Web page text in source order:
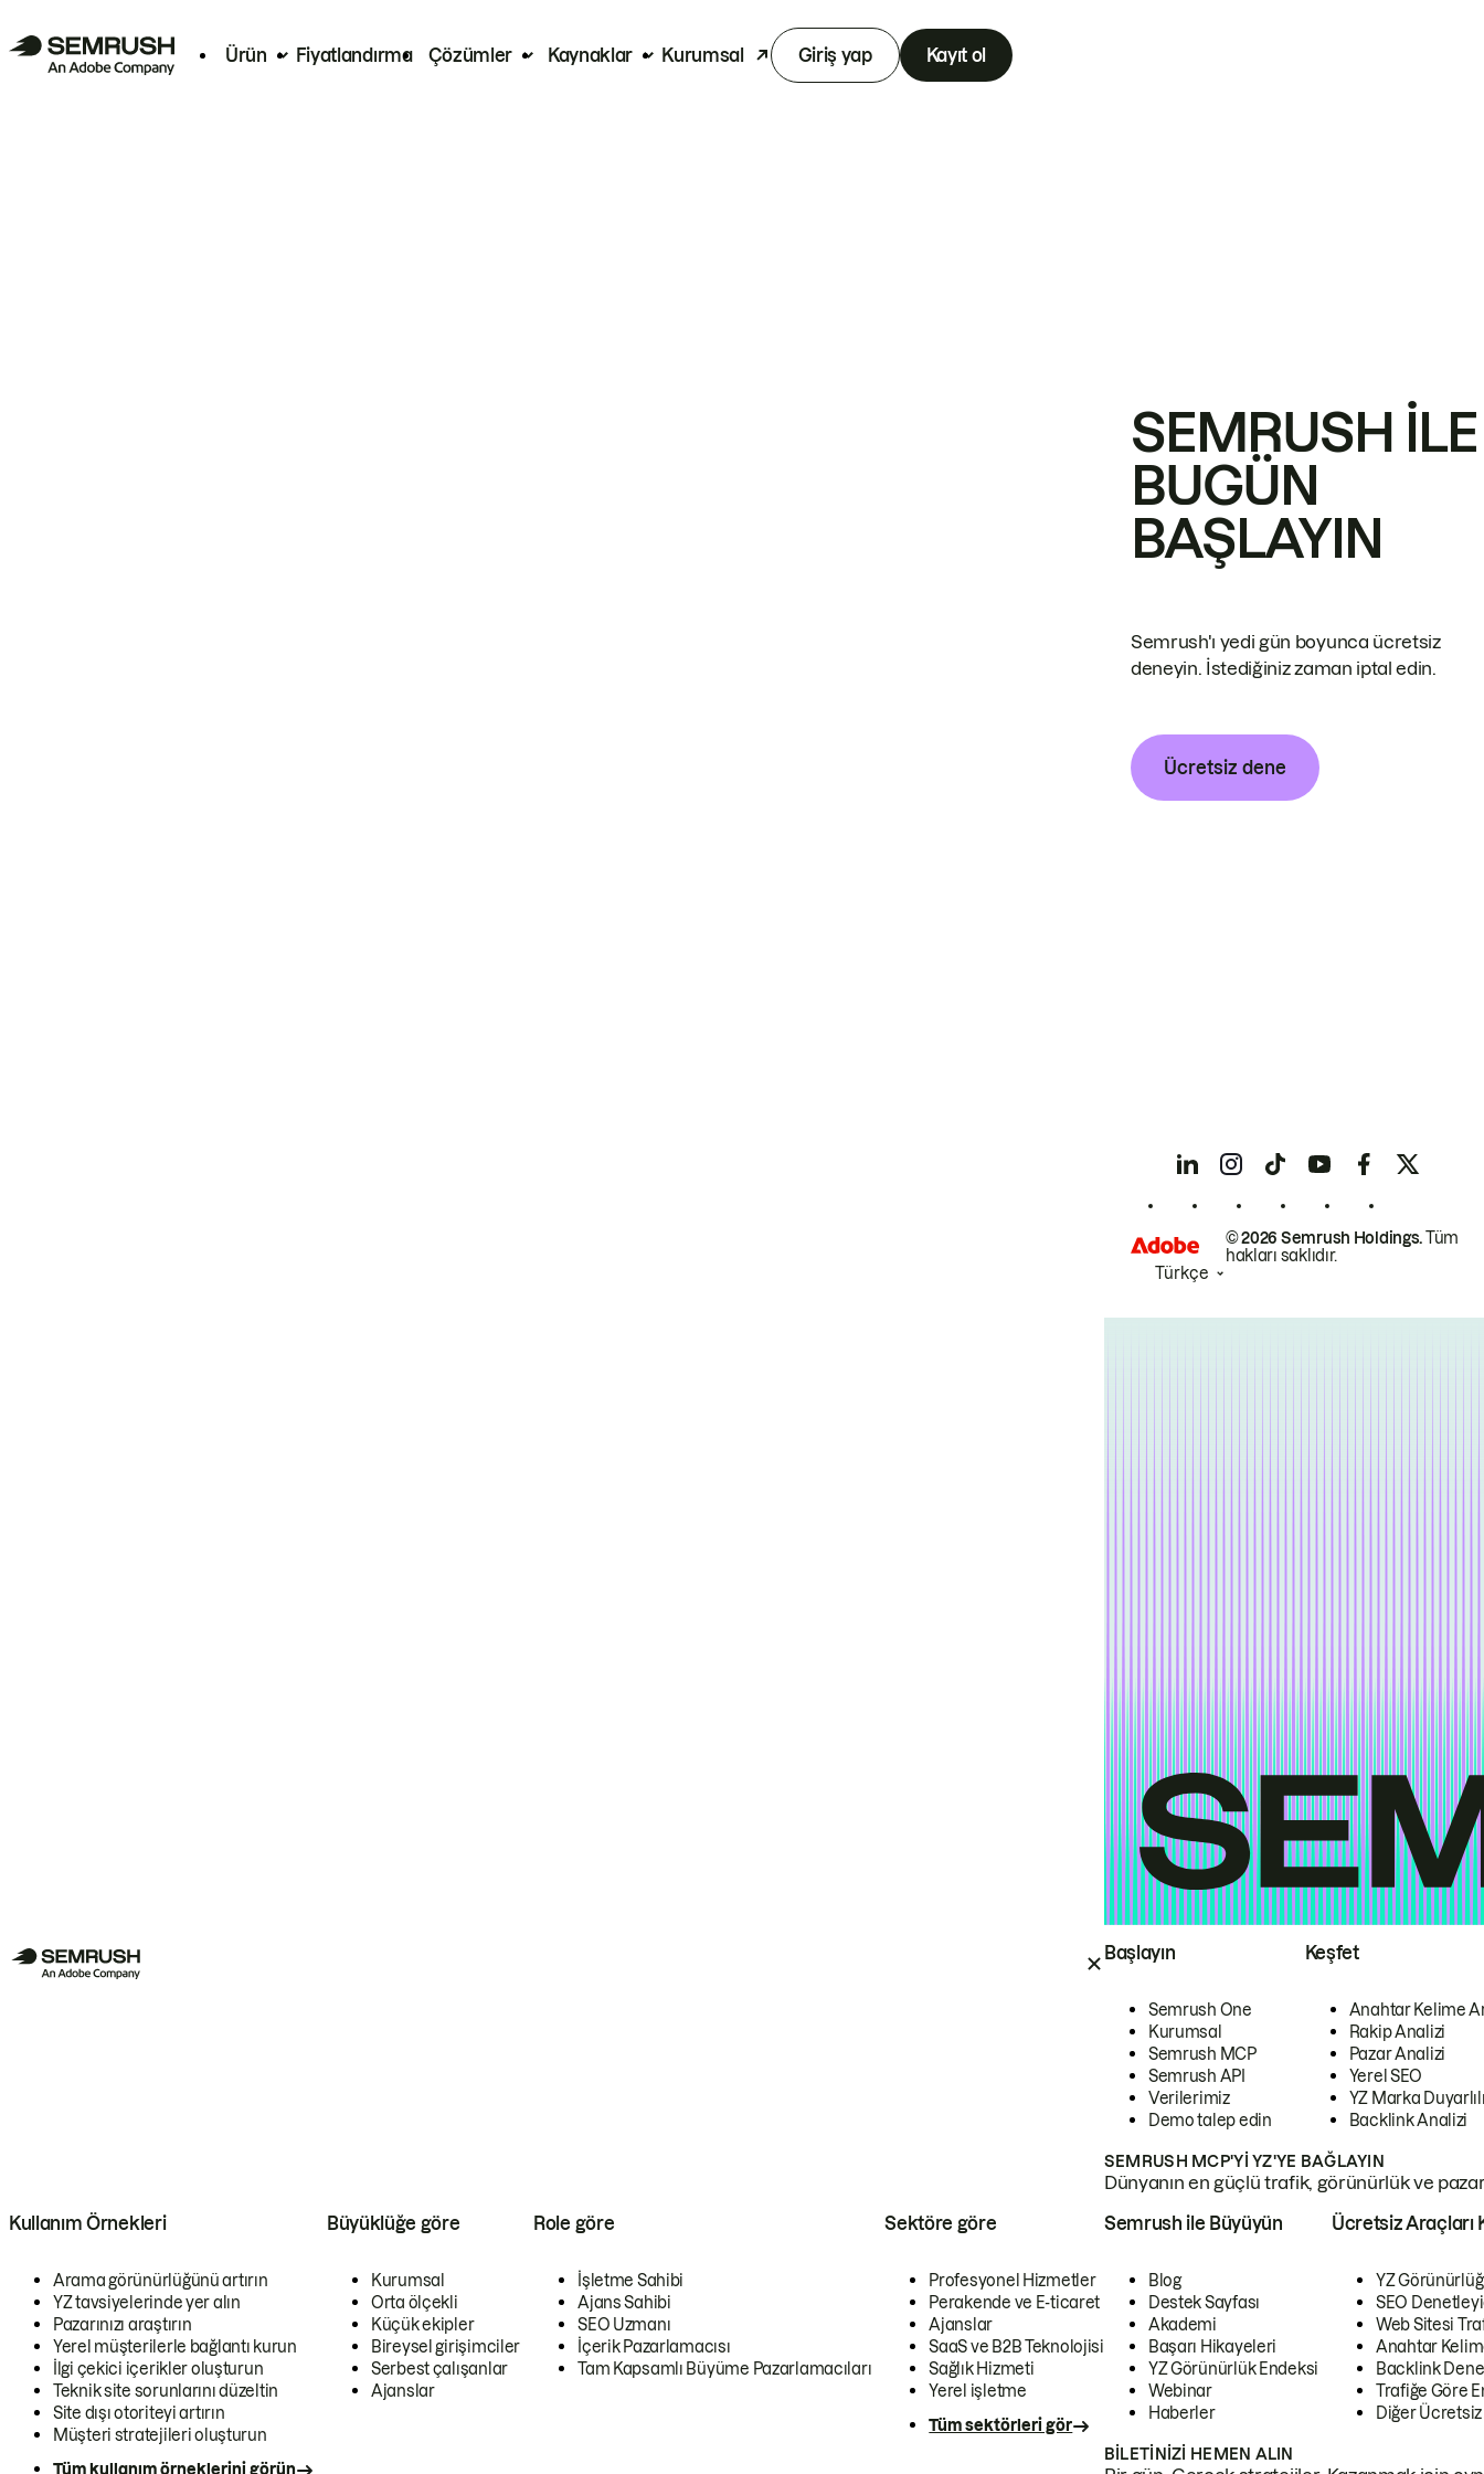
Ürün Fiyatlandırma Çözümler Kaynaklar Kurumsal Giriş yap Kayıt ol
Başlayın
Semrush One
Kurumsal
Semrush MCP
Semrush API
Verilerimiz
Demo talep edin
Keşfet
Anahtar Kelime
Rakip Analizi
Pazar Analizi
Yerel SEO
YZ Marka
Backlink Analizi
SEMRUSH MCP'YI YZ'YE BAĞLAYIN
Dünyanın en güçlü trafik, görünürlük ve
Kullanım Örnekleri
Arama görünürlüğünü artırın
YZ tavsiyelerinde yer alın
Pazarınızı araştırın
Yerel müşterilerle bağlantı kurun
İlgi çekici içerikler oluşturun
Teknik site sorunlarını düzeltin
Site dışı otoriteyi artırın
Müşteri stratejileri oluşturun
Tüm kullanım örneklerini görün
Büyüklüğe göre
Kurumsal
Orta ölçekli
Küçük ekipler
Bireysel girişimciler
Serbest çalışanlar
Ajanslar
Role göre
İşletme Sahibi
Ajans Sahibi
SEO Uzmanı
İçerik Pazarlamacısı
Tam Kapsamlı Büyüme Pazarlamacıları
Sektöre göre
Profesyonel Hizmetler
Perakende ve E-ticaret
Ajanslar
SaaS ve B2B Teknolojisi
Sağlık Hizmeti
Yerel işletme
Tüm sektörleri gör
Semrush ile Büyüyün
Blog
Destek Sayfası
Akademi
Başarı Hikayeleri
YZ Görünürlük Endeksi
Webinar
Haberler
Ücretsiz Araçları
YZ
SEO
Web Sitesi
Anahtar
Backlink
Trafiğe Göre
Diğer
BILETINIZI HEMEN ALIN
SEMRUSH ILE
BUGÜN
BAŞLAYIN
Semrush'ı yedi gün boyunca ücretsiz
deneyin. İstediğiniz zaman iptal edin.
Ücretsiz dene
© 2026 Semrush Holdings.Tüm
hakları saklıdır.
Türkçe